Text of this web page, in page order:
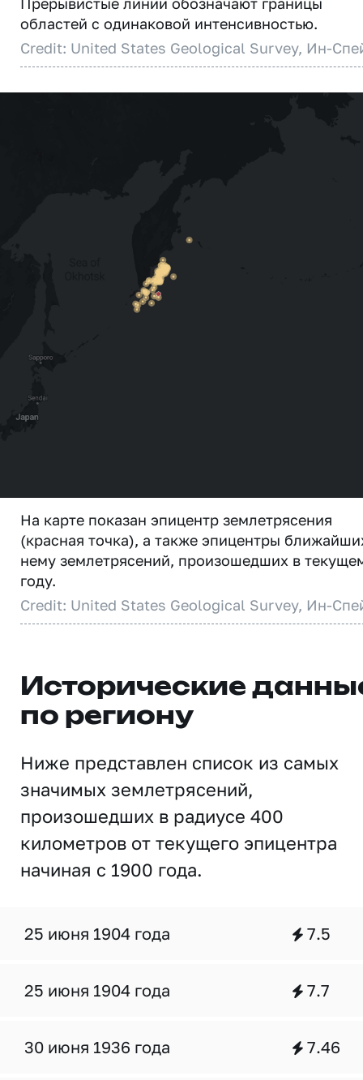
областей с одинаковой интенсивностью.
Credit: United States Geological Survey, Ин-
На карте показан эпицентр землетрясения
(красная точка), а также эпицентры
нему землетрясений, произошедших в
году.
Credit: United States Geological Survey, Ин-
Исторические
по региону
Ниже представлен список из самых
значимых землетрясений,
произошедших в радиусе 400
километров от текущего эпицентра
начиная с 1900 года.
25 июня 1904 года 7.5
25 июня 1904 года 7.7
30 июня 1936 года 7.46